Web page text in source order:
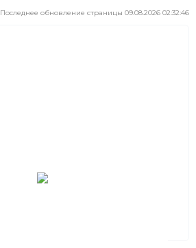
Последнее обновление страницы 09.08.2026 02:32:46